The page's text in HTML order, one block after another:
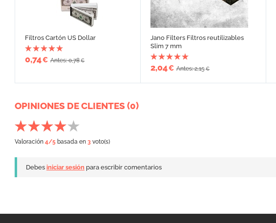
Filtros Cartón US Dollar
0,74€ Antes: 0,78€
Jano Filters Filtros reutilizables
Slim 7 mm
2,04€ Antes: 2,15€
OPINIONES DE CLIENTES (0)
Valoración 4/5 basada en 3 voto(s)
Debes iniciar sesión para escribir comentarios